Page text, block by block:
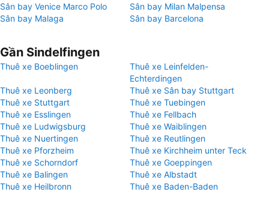
Sân bay Venice Marco Polo
Sân bay Milan Malpensa
Sân bay Malaga
Sân bay Barcelona
Gần Sindelfingen
Thuê xe Boeblingen
Thuê xe Leinfelden-
Echterdingen
Thuê xe Leonberg
Thuê xe Sân bay Stuttgart
Thuê xe Stuttgart
Thuê xe Tuebingen
Thuê xe Esslingen
Thuê xe Fellbach
Thuê xe Ludwigsburg
Thuê xe Waiblingen
Thuê xe Nuertingen
Thuê xe Reutlingen
Thuê xe Pforzheim
Thuê xe Kirchheim unter Teck
Thuê xe Schorndorf
Thuê xe Goeppingen
Thuê xe Balingen
Thuê xe Albstadt
Thuê xe Heilbronn
Thuê xe Baden-Baden